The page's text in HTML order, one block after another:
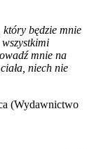
który będzie mnie
wszystkimi
mnie na
niech nie
(Wydawnictwo